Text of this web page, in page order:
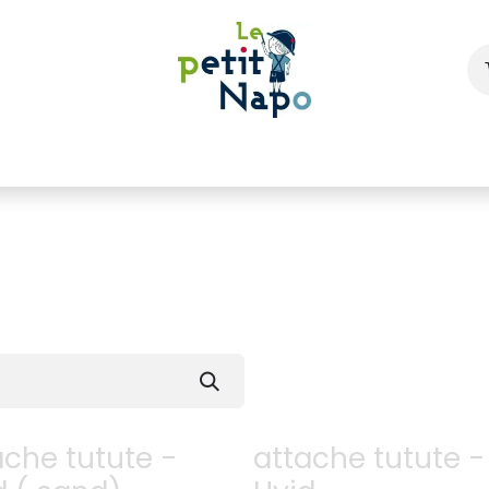
tutute -
attache tutute -